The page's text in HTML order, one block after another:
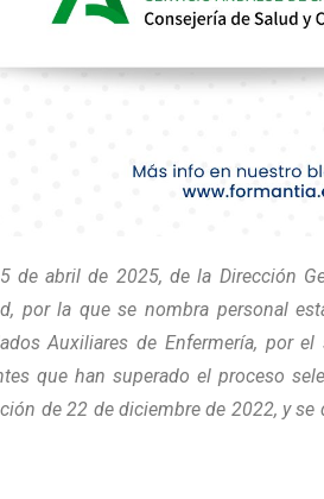
de abril de 2025, de la Dirección
por la que se nombra personal
Auxiliares de Enfermería, por
que han superado el proceso
de 22 de diciembre de 2022, y se